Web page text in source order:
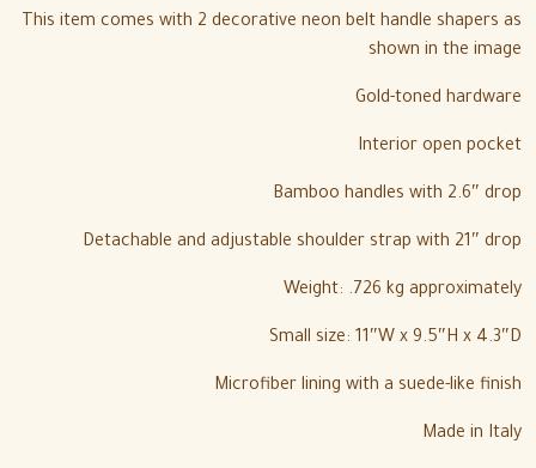
This item comes with 2 decorative neon belt handle shapers as
shown in the image
Gold-toned hardware
Interior open pocket
Bamboo handles with 2.6″ drop
Detachable and adjustable shoulder strap with 21″ drop
Weight: .726 kg approximately
Small size: 11″W x 9.5″H x 4.3″D
Microfiber lining with a suede-like finish
Made in Italy